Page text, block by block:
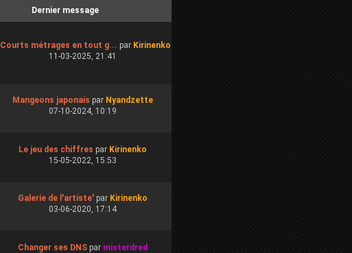
Dernier message
Courts métrages en tout g... par Kirinenko
11-03-2025, 21:41
Mangeons japonais par Nyandzette
07-10-2024, 10:19
Le jeu des chiffres par Kirinenko
15-05-2022, 15:53
Galerie de l'artiste'par Kirinenko
03-06-2020, 17:14
Changer ses DNSpar misterdred